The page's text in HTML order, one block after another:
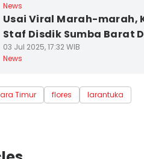
News
Usai Viral Marah-marah,
Staf Disdik Sumba Barat
03 Jul 2025, 17:32 WIB
News
Timur flores larantuka